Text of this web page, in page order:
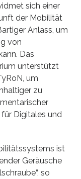
sich einer
der Mobilität
Anlass, um
von
Das
unterstützt
um
zu
Digitales und
ist
Geräusche
so